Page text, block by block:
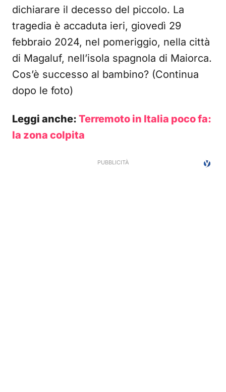
dichiarare il decesso del piccolo. La
tragedia è accaduta ieri, giovedì 29
febbraio 2024, nel pomeriggio, nella città
di Magaluf, nell’isola spagnola di Maiorca.
Cos’è successo al bambino? (Continua
dopo le foto)
Leggi anche: Terremoto in Italia poco fa:
la zona colpita